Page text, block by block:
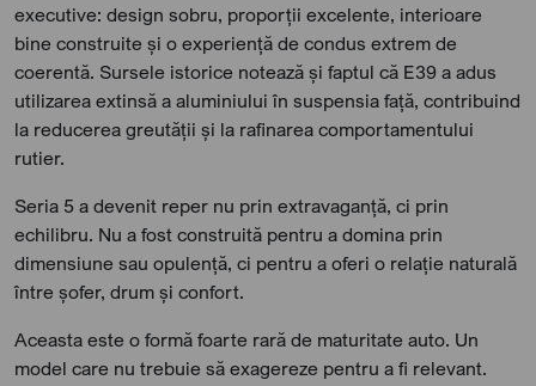
executive: design sobru, proporții excelente, interioare
bine construite și o experiență de condus extrem de
coerentă. Sursele istorice notează și faptul că E39 a adus
utilizarea extinsă a aluminiului în suspensia față, contribuind
la reducerea greutății și la rafinarea comportamentului
rutier.
Seria 5 a devenit reper nu prin extravaganță, ci prin
echilibru. Nu a fost construită pentru a domina prin
dimensiune sau opulență, ci pentru a oferi o relație naturală
între șofer, drum și confort.
Aceasta este o formă foarte rară de maturitate auto. Un
model care nu trebuie să exagereze pentru a fi relevant.